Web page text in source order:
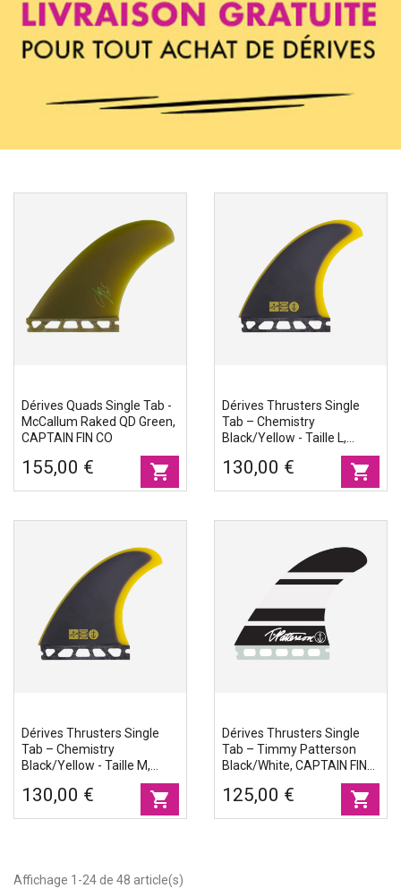
Dérives Quads Single Tab -
McCallum Raked QD Green,
CAPTAIN FIN CO
155,00 € shopping_cart
Dérives Thrusters Single
Tab – Chemistry
Black/yellow - Taille L,
130,00 € shopping_cart
Dérives Thrusters Single
Tab – Chemistry
Black/yellow - Taille M,
130,00 € shopping_cart
Dérives Thrusters Single
Tab – Timmy Patterson
Black/white, CAPTAIN FIN
125,00 € shopping_cart
Affichage 1-24 de 48 article(s)